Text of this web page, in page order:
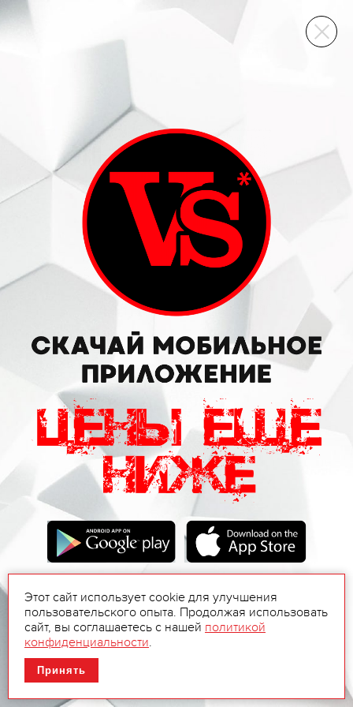
ВИННЫЙ СКЛАД
Этот сайт использует cookie для улучшения
пользовательского опыта. Продолжая использовать
сайт, вы соглашаетесь с нашей политикой
конфиденциальности.
Принять